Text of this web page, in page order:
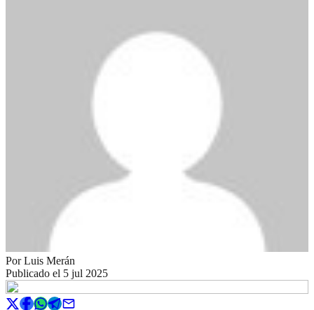
PorLuis Merán
Publicado el 5 jul 2025